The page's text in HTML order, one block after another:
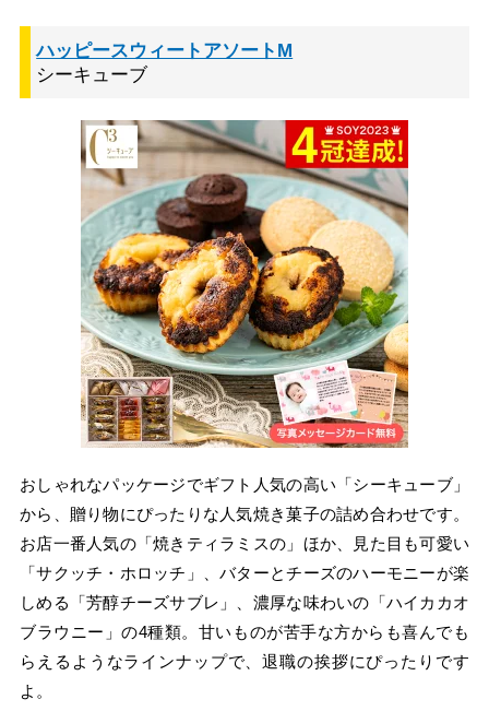
ハッピースウィートアソートM
シーキューブ
おしゃれなパッケージでギフト人気の高い「シーキューブ」
から、贈り物にぴったりな人気焼き菓子の詰め合わせです。
お店一番人気の「焼きティラミスの」ほか、見た目も可愛い
「サクッチ・ホロッチ」、バターとチーズのハーモニーが楽
しめる「芳醇チーズサブレ」、濃厚な味わいの「ハイカカオ
ブラウニー」の4種類。甘いものが苦手な方からも喜んでも
らえるようなラインナップで、退職の挨拶にぴったりです
よ。